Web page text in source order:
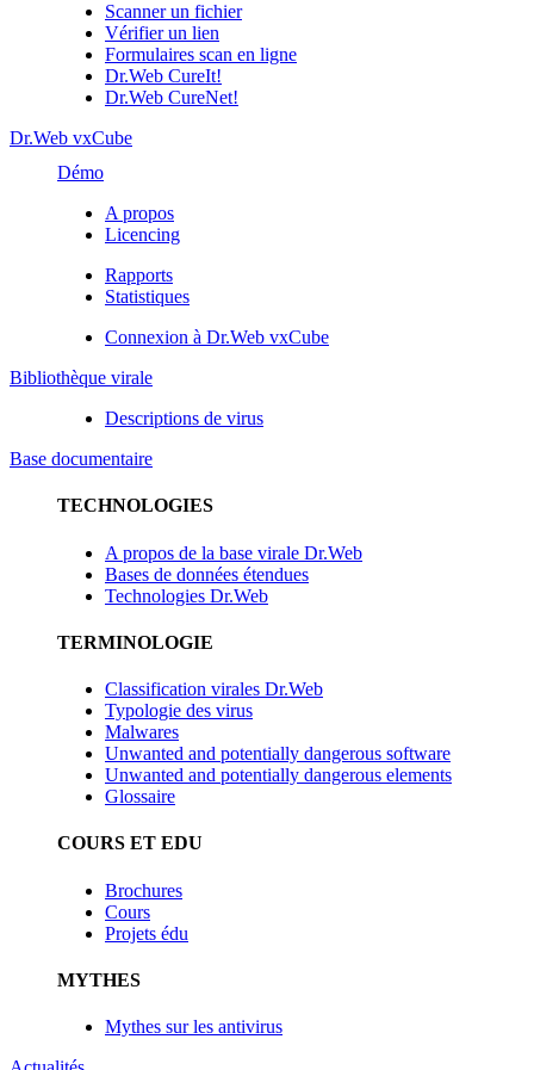
Scanner un fichier
Vérifier un lien
Formulaires scan en ligne
Dr.Web CureIt!
Dr.Web CureNet!
Dr.Web vxCube
Démo
A propos
Licencing
Rapports
Statistiques
Connexion à Dr.Web vxCube
Bibliothèque virale
Descriptions de virus
Base documentaire
TECHNOLOGIES
A propos de la base virale Dr.Web
Bases de données étendues
Technologies Dr.Web
TERMINOLOGIE
Classification virales Dr.Web
Typologie des virus
Malwares
Unwanted and potentially dangerous software
Unwanted and potentially dangerous elements
Glossaire
COURS ET EDU
Brochures
Cours
Projets édu
MYTHES
Mythes sur les antivirus